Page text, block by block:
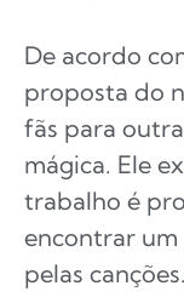
De acordo
proposta do
fãs para
mágica. Ele
trabalho é
encontrar um
pelas canções.